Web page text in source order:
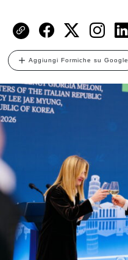
Aggiungi Formiche su Google